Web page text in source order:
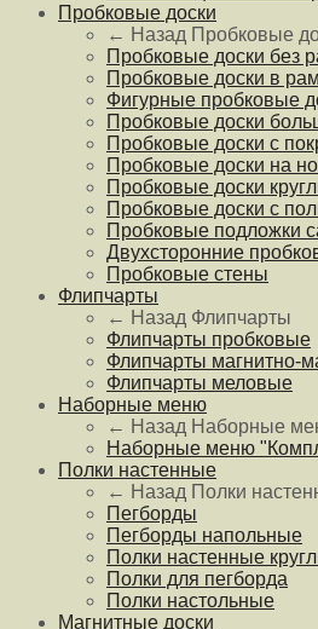
Пробковые доски
← Назад Пробковые
Пробковые доски без
Пробковые доски в
Фигурные пробковые
Пробковые доски
Пробковые доски с
Пробковые доски на
Пробковые доски
Пробковые доски с
Пробковые подложки
Двухсторонние
Пробковые стены
Флипчарты
← Назад Флипчарты
Флипчарты пробковые
Флипчарты магнитно-
Флипчарты меловые
Наборные меню
← Назад Наборные
Наборные меню
Полки настенные
← Назад Полки
Пегборды
Пегборды напольные
Полки настенные
Полки для пегборда
Полки настольные
Магнитные доски